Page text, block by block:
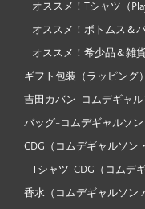
オススメ！Tシャツ（
オススメ！ボトムス＆
オススメ！希少品＆雑
ギフト包装（ラッピング
吉田カバン-コムデギャル
バッグ-コムデギャルソン
CDG（コムデギャルソン
Tシャツ-CDG（コムデ
香水（コムデギャルソン